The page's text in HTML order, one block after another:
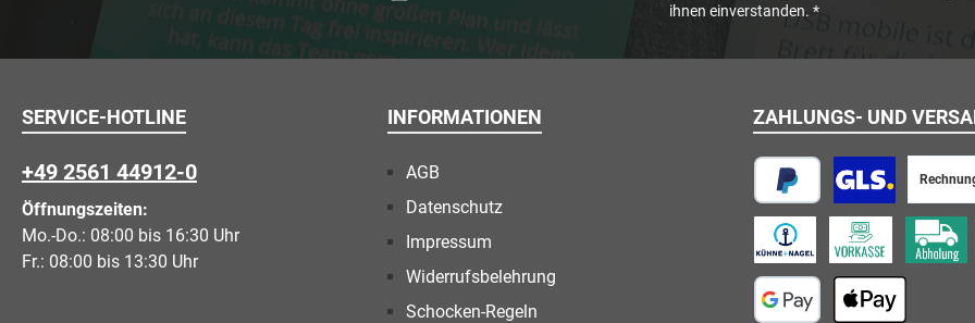
ihnen einverstanden. *
SERVICE-HOTLINE
+49 2561 44912-0
Öffnungszeiten:
Mo.-Do.: 08:00 bis 16:30 Uhr
Fr.: 08:00 bis 13:30 Uhr
INFORMATIONEN
AGB
Datenschutz
Impressum
Widerrufsbelehrung
Schocken-Regeln
ZAHLUNGS- UND
PayPal
Vorkasse
Paketversand
Speditionsversand